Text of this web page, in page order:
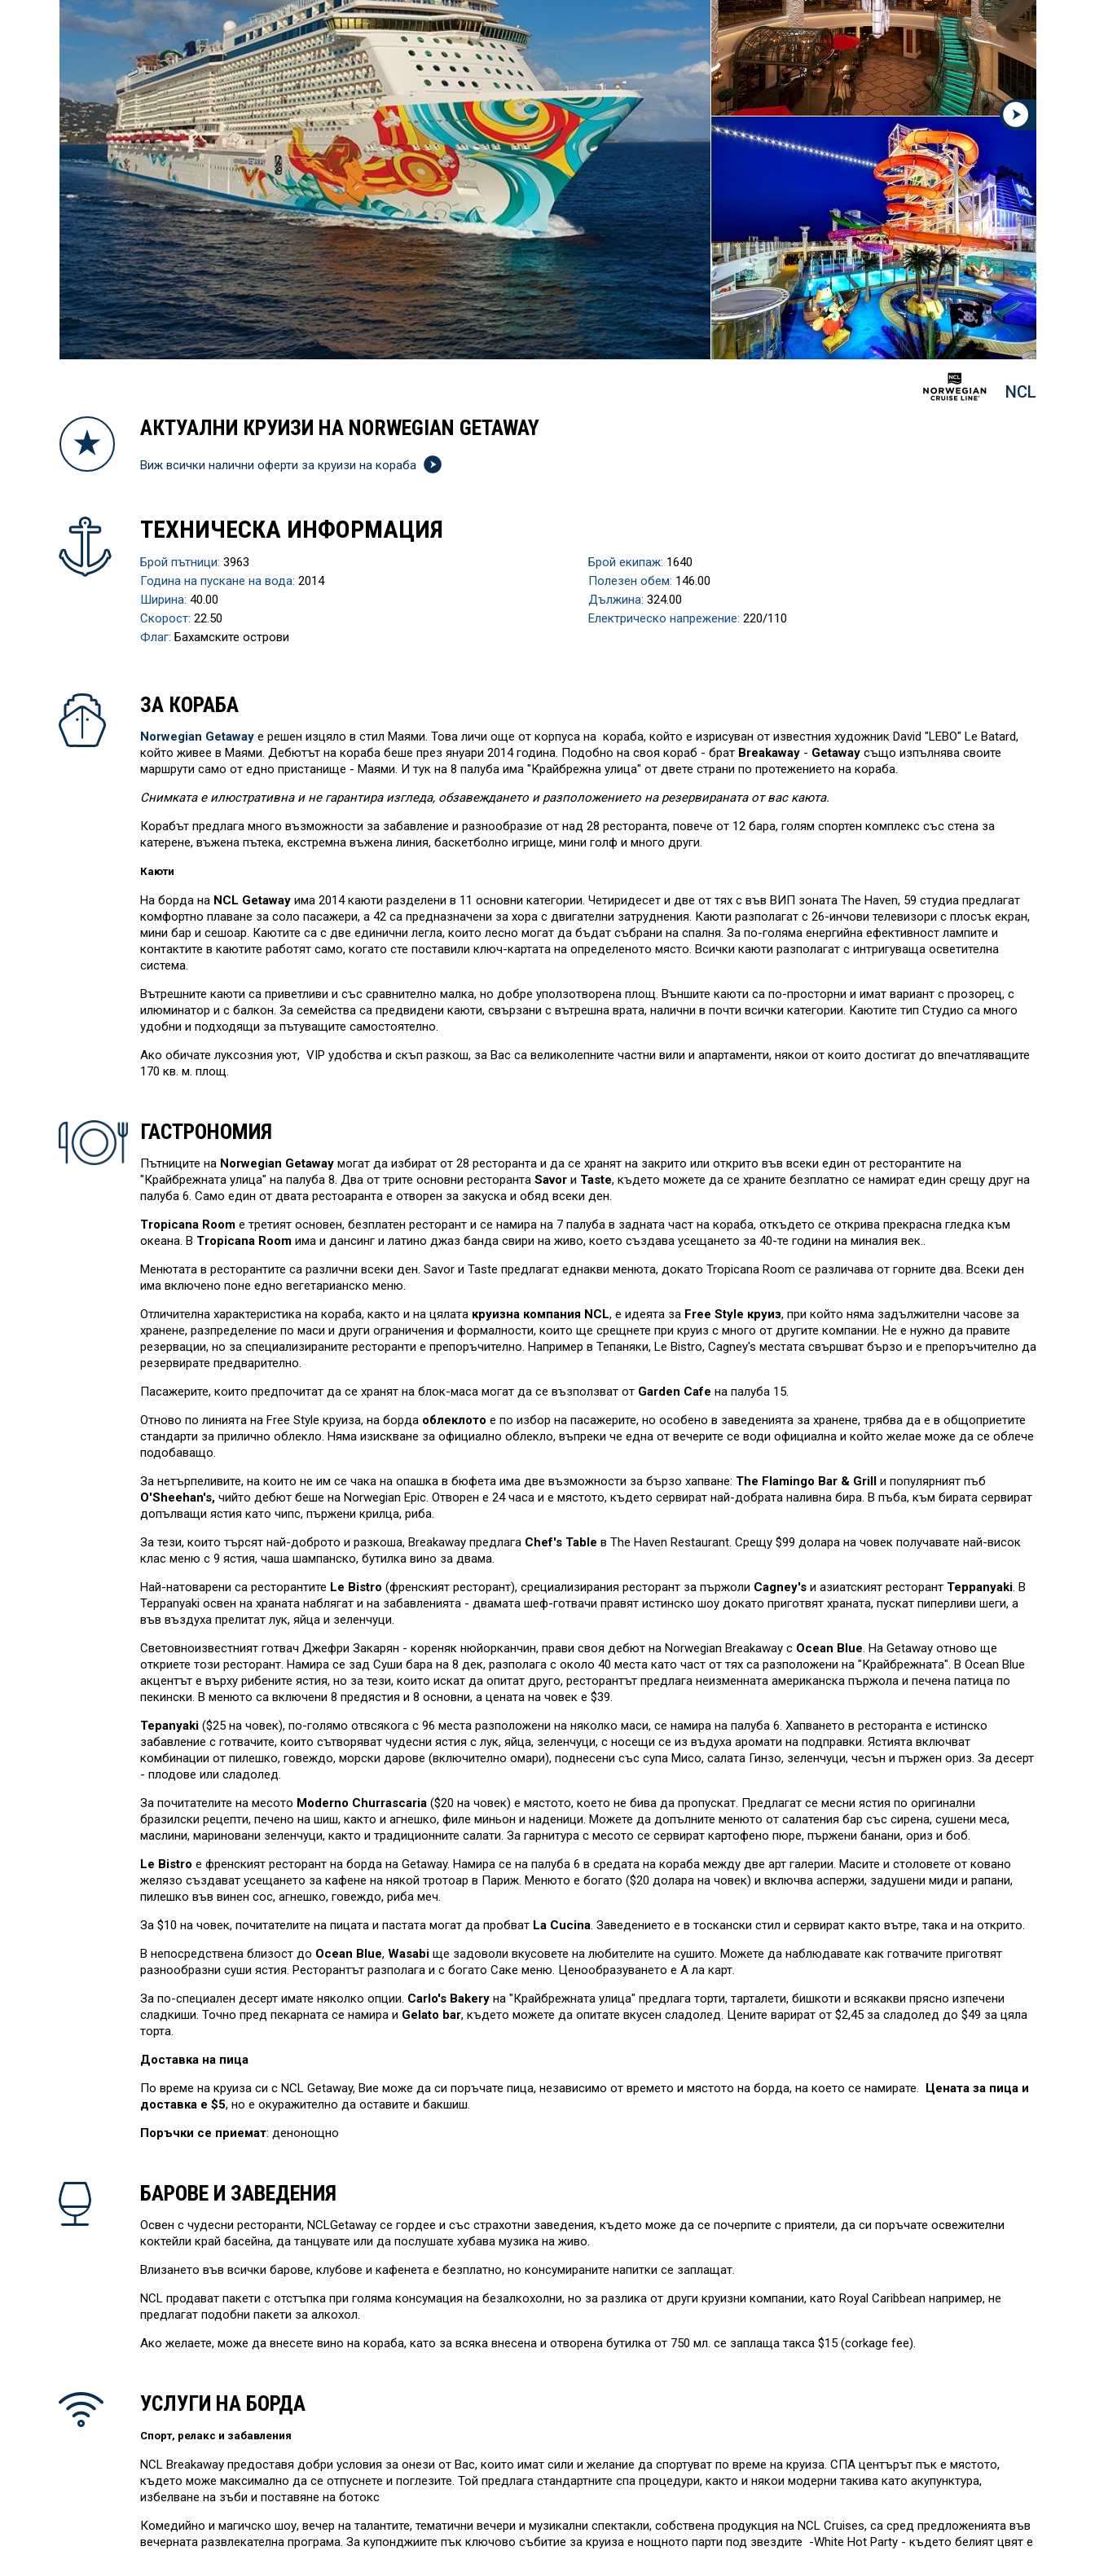
NCL
АКТУАЛНИ КРУИЗИ НА NORWEGIAN GETAWAY
Виж всички налични оферти за круизи на кораба
ТЕХНИЧЕСКА ИНФОРМАЦИЯ
Брой пътници: 3963 Брой екипаж: 1640
Година на пускане на вода: 2014 Полезен обем: 146.00
Ширина: 40.00 Дължина: 324.00
Скорост: 22.50 Електрическо напрежение: 220/110
Флаг: Бахамските острови
ЗА КОРАБА
Norwegian Getaway е решен изцяло в стил Маями. Това личи още от корпуса на кораба, който е изрисуван от известния художник David "LEBO" Le Batard,
който живее в Маями. Дебютът на кораба беше през януари 2014 година. Подобно на своя кораб - брат Breakaway - Getaway също изпълнява своите
маршрути само от едно пристанище - Маями. И тук на 8 палуба има "Крайбрежна улица" от двете страни по протежението на кораба.
Снимката е илюстративна и не гарантира изгледа, обзавеждането и разположението на резервираната от вас каюта.
Корабът предлага много възможности за забавление и разнообразие от над 28 ресторанта, повече от 12 бара, голям спортен комплекс със стена за
катерене, въжена пътека, екстремна въжена линия, баскетболно игрище, мини голф и много други.
Каюти
На борда на NCL Getaway има 2014 каюти разделени в 11 основни категории. Четиридесет и две от тях с във ВИП зоната The Haven, 59 студиа предлагат
комфортно плаване за соло пасажери, а 42 са предназначени за хора с двигателни затруднения. Каюти разполагат с 26-инчови телевизори с плосък екран,
мини бар и сешоар. Каютите са с две единични легла, които лесно могат да бъдат събрани на спалня. За по-голяма енергийна ефективност лампите и
контактите в каютите работят само, когато сте поставили ключ-картата на определеното място. Всички каюти разполагат с интригуваща осветителна
система.
Вътрешните каюти са приветливи и със сравнително малка, но добре уползотворена площ. Външите каюти са по-просторни и имат вариант с прозорец, с
илюминатор и с балкон. За семейства са предвидени каюти, свързани с вътрешна врата, налични в почти всички категории. Каютите тип Студио са много
удобни и подходящи за пътуващите самостоятелно.
Ако обичате луксозния уют, VIP удобства и скъп разкош, за Вас са великолепните частни вили и апартаменти, някои от които достигат до впечатляващите
170 кв. м. площ.
ГАСТРОНОМИЯ
Пътниците на Norwegian Getaway могат да избират от 28 ресторанта и да се хранят на закрито или открито във всеки един от ресторантите на
"Крайбрежната улица" на палуба 8. Два от трите основни ресторанта Savor и Taste, където можете да се храните безплатно се намират един срещу друг на
палуба 6. Само един от двата рестоаранта е отворен за закуска и обяд всеки ден.
Tropicana Room е третият основен, безплатен ресторант и се намира на 7 палуба в задната част на кораба, откъдето се открива прекрасна гледка към
океана. В Tropicana Room има и дансинг и латино джаз банда свири на живо, което създава усещането за 40-те години на миналия век..
Менютата в ресторантите са различни всеки ден. Savor и Taste предлагат еднакви менюта, докато Tropicana Room се различава от горните два. Всеки ден
има включено поне едно вегетарианско меню.
Отличителна характеристика на кораба, както и на цялата круизна компания NCL, e идеята за Free Style круиз, при който няма задължителни часове за
хранене, разпределение по маси и други ограничения и формалности, които ще срещнете при круиз с много от другите компании. Не е нужно да правите
резервации, но за специализираните ресторанти е препоръчително. Например в Тепаняки, Le Bistro, Cagney's местата свършват бързо и е препоръчително да
резервирате предварително.
Пасажерите, които предпочитат да се хранят на блок-маса могат да се възползват от Garden Cafe на палуба 15.
Отново по линията на Free Style круиза, на борда облеклото е по избор на пасажерите, но особено в заведенията за хранене, трябва да е в общоприетите
стандарти за прилично облекло. Няма изискване за официално облекло, въпреки че една от вечерите се води официална и който желае може да се облече
подобаващо.
За нетърпеливите, на които не им се чака на опашка в бюфета има две възможности за бързо хапване: The Flamingo Bar & Grill и популярният пъб
O'Sheehan's, чийто дебют беше на Norwegian Epic. Отворен е 24 часа и е мястото, където сервират най-добрата наливна бира. В пъба, към бирата сервират
допълващи ястия като чипс, пържени крилца, риба.
За тези, които търсят най-доброто и разкоша, Breakaway предлага Chef's Table в The Haven Restaurant. Срещу $99 долара на човек получавате най-висок
клас меню с 9 ястия, чаша шампанско, бутилка вино за двама.
Най-натоварени са ресторантите Le Bistro (френският ресторант), срециализирания ресторант за пържоли Cagney's и азиатският ресторант Teppanyaki. В
Teppanyaki освен на храната наблягат и на забавленията - двамата шеф-готвачи правят истинско шоу докато приготвят храната, пускат пиперливи шеги, а
във въздуха прелитат лук, яйца и зеленчуци.
Световноизвестният готвач Джефри Закарян - кореняк нюйорканчин, прави своя дебют на Norwegian Breakaway с Ocean Blue. На Getaway отново ще
откриете този ресторант. Намира се зад Суши бара на 8 дек, разполага с около 40 места като част от тях са разположени на "Крайбрежната". В Ocean Blue
акцентът е върху рибените ястия, но за тези, които искат да опитат друго, ресторантът предлага неизменната американска пържола и печена патица по
пекински. В менюто са включени 8 предястия и 8 основни, а цената на човек е $39.
Tepanyaki ($25 на човек), по-голямо отвсякога с 96 места разположени на няколко маси, се намира на палуба 6. Хапването в ресторанта е истинско
забавление с готвачите, които сътворяват чудесни ястия с лук, яйца, зеленчуци, с носещи се из въдуха аромати на подправки. Ястията включват
комбинации от пилешко, говеждо, морски дарове (включително омари), поднесени със супа Мисо, салата Гинзо, зеленчуци, чесън и пържен ориз. За десерт
- плодове или сладолед.
За почитателите на месото Moderno Churrascaria ($20 на човек) е мястото, което не бива да пропускат. Предлагат се месни ястия по оригинални
бразилски рецепти, печено на шиш, както и агнешко, филе миньон и наденици. Можете да допълните менюто от салатения бар със сирена, сушени меса,
маслини, мариновани зеленчуци, както и традиционните салати. За гарнитура с месото се сервират картофено пюре, пържени банани, ориз и боб.
Le Bistro е френският ресторант на борда на Getaway. Намира се на палуба 6 в средата на кораба между две арт галерии. Масите и столовете от ковано
желязо създават усещането за кафене на някой тротоар в Париж. Менюто е богато ($20 долара на човек) и включва аспержи, задушени миди и рапани,
пилешко във винен сос, агнешко, говеждо, риба меч.
За $10 на човек, почитателите на пицата и пастата могат да пробват La Cucina. Заведението е в тоскански стил и сервират както вътре, така и на открито.
В непосредствена близост до Ocean Blue, Wasabi ще задоволи вкусовете на любителите на сушито. Можете да наблюдавате как готвачите приготвят
разнообразни суши ястия. Ресторантът разполага и с богато Саке меню. Ценообразуването е А ла карт.
За по-специален десерт имате няколко опции. Carlo's Bakery на "Крайбрежната улица" предлага торти, тарталети, бишкоти и всякакви прясно изпечени
сладкиши. Точно пред пекарната се намира и Gelato bar, където можете да опитате вкусен сладолед. Цените варират от $2,45 за сладолед до $49 за цяла
торта.
Доставка на пица
По време на круиза си с NCL Getaway, Вие може да си поръчате пица, независимо от времето и мястото на борда, на което се намирате. Цената за пица и
доставка е $5, но е окуражително да оставите и бакшиш.
Поръчки се приемат: денонощно
БАРОВЕ И ЗАВЕДЕНИЯ
Освен с чудесни ресторанти, NCLGetaway се гордее и със страхотни заведения, където може да се почерпите с приятели, да си поръчате освежителни
коктейли край басейна, да танцувате или да послушате хубава музика на живо.
Влизането във всички барове, клубове и кафенета е безплатно, но консумираните напитки се заплащат.
NCL продават пакети с отстъпка при голяма консумация на безалкохолни, но за разлика от други круизни компании, като Royal Caribbean например, не
предлагат подобни пакети за алкохол.
Ако желаете, може да внесете вино на кораба, като за всяка внесена и отворена бутилка от 750 мл. се заплаща такса $15 (corkage fee).
УСЛУГИ НА БОРДА
Спорт, релакс и забавления
NCL Breakaway предоставя добри условия за онези от Вас, които имат сили и желание да спортуват по време на круиза. СПА центърът пък е мястото,
където може максимално да се отпуснете и поглезите. Той предлага стандартните спа процедури, както и някои модерни такива като акупунктура,
избелване на зъби и поставяне на ботокс
Комедийно и магичско шоу, вечер на талантите, тематични вечери и музикални спектакли, собствена продукция на NCL Cruises, са сред предложенията във
вечерната развлекателна програма. За купонджиите пък ключово събитие за круиза е нощното парти под звездите -White Hot Party - където белият цвят е